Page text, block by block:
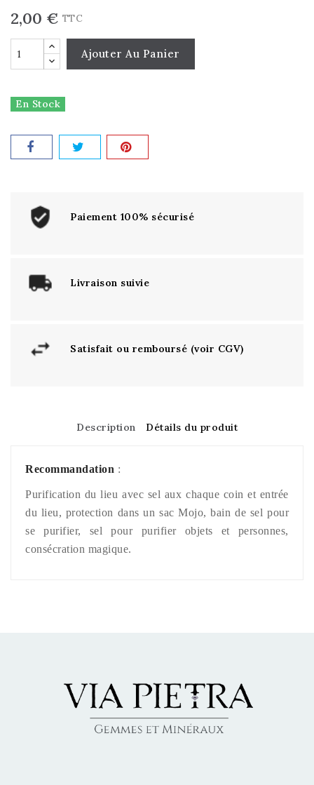
2,00 € TTC
Ajouter Au Panier
En Stock
Paiement 100% sécurisé
Livraison suivie
Satisfait ou remboursé (voir CGV)
Description Détails du produit
Recommandation :
Purification du lieu avec sel aux chaque coin et entrée
du lieu, protection dans un sac Mojo, bain de sel pour
se purifier, sel pour purifier objets et personnes,
consécration magique.